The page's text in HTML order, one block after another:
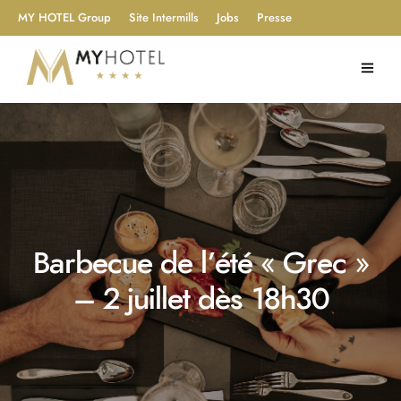
MY HOTEL Group Site Intermills Jobs Presse
Barbecue de l’été « Grec »
– 2 juillet dès 18h30